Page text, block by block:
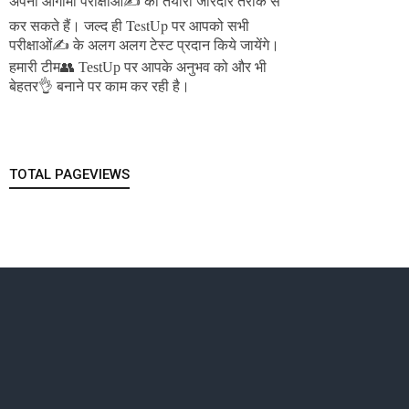
कर सकते हैं।जल्द ही TestUp पर आपको सभी
परीक्षाओं✍️ के अलग अलग टेस्ट प्रदान किये जायेंगे।
हमारी टीम👥 TestUp पर आपके अनुभव को और भी
बेहतर👌 बनाने पर काम कर रही है।
TOTAL PAGEVIEWS